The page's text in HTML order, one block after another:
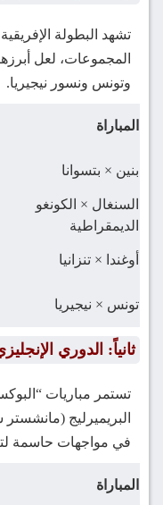
تشهد البطولة
المجموعات، لعل
وتونس ونسور نيجيريا.
المباراة
بنين × بتسوانا
السنغال × الكونغو
الديمقراطية
أوغندا × تنزانيا
تونس × نيجيريا
ثانياً: الدوري
تستمر مباريات
البريميرليج
في مواجهات حاسمة
المباراة